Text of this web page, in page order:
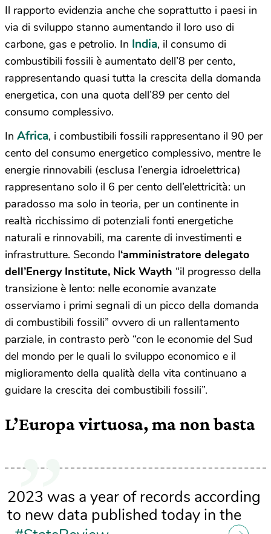
Il rapporto evidenzia anche che soprattutto i paesi in
via di sviluppo stanno aumentando il loro uso di
carbone, gas e petrolio. In India, il consumo di
combustibili fossili è aumentato dell’8 per cento,
rappresentando quasi tutta la crescita della domanda
energetica, con una quota dell’89 per cento del
consumo complessivo.
In Africa, i combustibili fossili rappresentano il 90 per
cento del consumo energetico complessivo, mentre le
energie rinnovabili (esclusa l’energia idroelettrica)
rappresentano solo il 6 per cento dell’elettricità: un
paradosso ma solo in teoria, per un continente in
realtà ricchissimo di potenziali fonti energetiche
naturali e rinnovabili, ma carente di investimenti e
infrastrutture. Secondo l‘amministratore delegato
dell’Energy Institute, Nick Wayth “il progresso della
transizione è lento: nelle economie avanzate
osserviamo i primi segnali di un picco della domanda
di combustibili fossili” ovvero di un rallentamento
parziale, in contrasto però “con le economie del Sud
del mondo per le quali lo sviluppo economico e il
miglioramento della qualità della vita continuano a
guidare la crescita dei combustibili fossili”.
L’Europa virtuosa, ma non basta
2023 was a year of records according
to new data published today in the